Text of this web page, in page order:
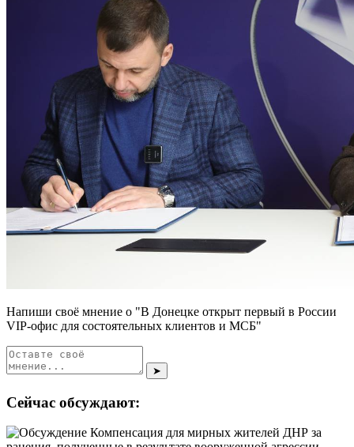
Напиши своё мнение о "В Донецке открыт первый в России
VIP-офис для состоятельных клиентов и МСБ"
➤
Сейчас обсуждают: